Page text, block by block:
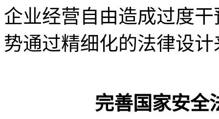
企业经营自由造成过度
势通过精细化的法律设
完善国家安全